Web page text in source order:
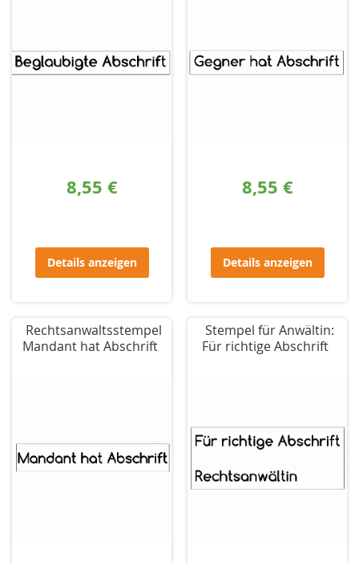
8,55 €
Details anzeigen
8,55 €
Details anzeigen
Rechtsanwaltsstempel
Mandant hat Abschrift
Stempel für Anwältin:
Für richtige Abschrift